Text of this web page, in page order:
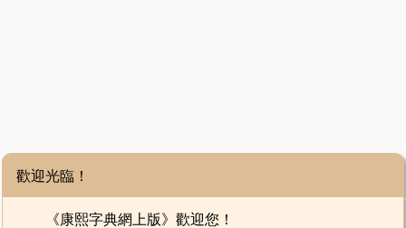
歡迎光臨！
《康熙字典網上版》歡迎您！